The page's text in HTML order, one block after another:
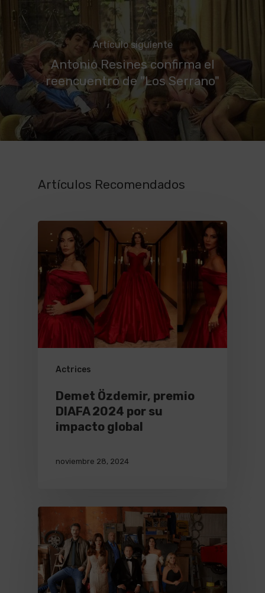
Artículo siguiente
Antonio Resines confirma el
reencuentro de "Los Serrano"
Artículos Recomendados
Actrices
Demet Özdemir, premio
DIAFA 2024 por su
impacto global
noviembre 28, 2024